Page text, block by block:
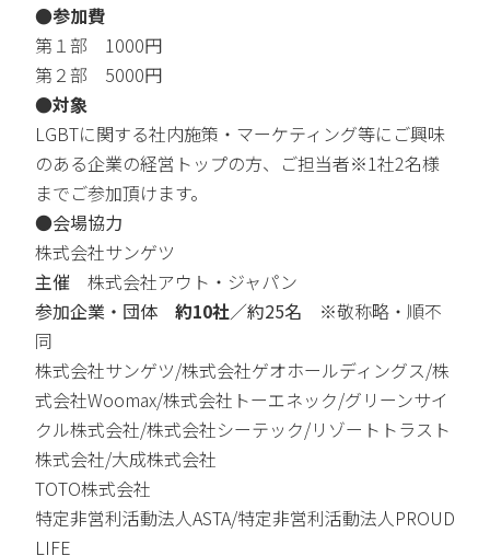
●参加費
第１部 1000円
第２部 5000円
●対象
LGBTに関する社内施策・マーケティング等にご興味
のある企業の経営トップの方、ご担当者※1社2名様
までご参加頂けます。
●会場協力
株式会社サンゲツ
主催 株式会社アウト・ジャパン
参加企業・団体 約10社／約25名 ※敬称略・順不
同
株式会社サンゲツ/株式会社ゲオホールディングス/株
式会社Woomax/株式会社トーエネック/グリーンサイ
クル株式会社/株式会社シーテック/リゾートトラスト
株式会社/大成株式会社
TOTO株式会社
特定非営利活動法人ASTA/特定非営利活動法人PROUD
LIFE